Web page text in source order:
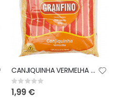
CANJIQUINHA VERMELHA G3 GRANFINO 500GR
Rating:
0%
1,99 €